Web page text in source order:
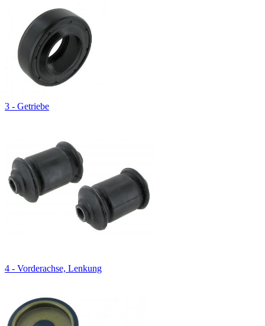
3 - Getriebe
4 - Vorderachse, Lenkung